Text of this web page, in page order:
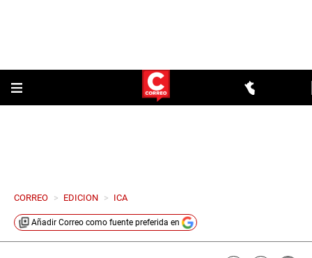
CORREO > EDICION > ICA
Añadir Correo como fuente preferida en